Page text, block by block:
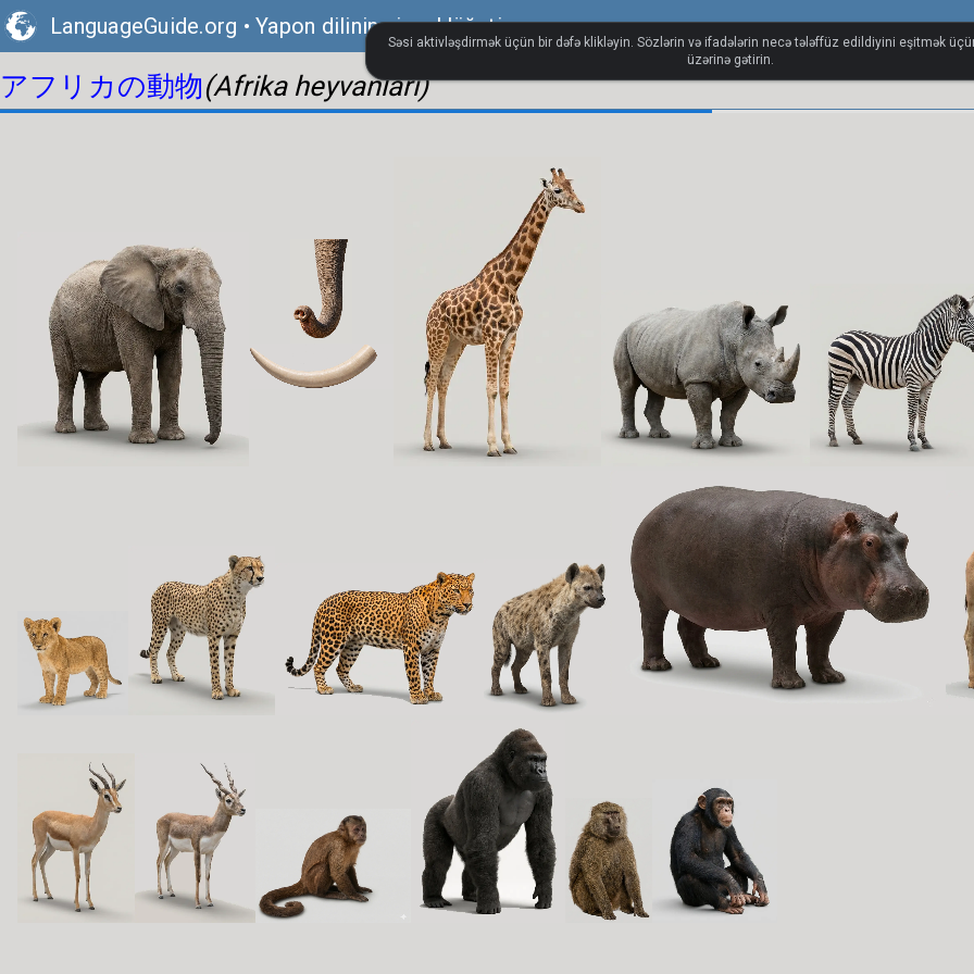
LanguageGuide.org • Yapon dilinin vizual lüğəti
アフリカの動物(Afrika heyvanları)
Səsi aktivləşdirmək üçün bir dəfə klikləyin. Sözlərin və ifadələrin necə tələffüz edildiyini eşitmək
üzərinə gətirin.